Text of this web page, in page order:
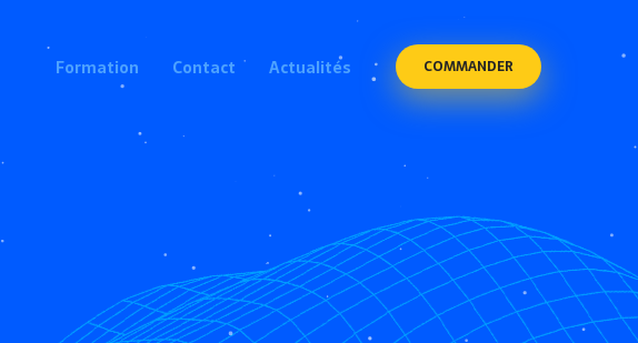
COMMANDER
Formation Contact Actualités